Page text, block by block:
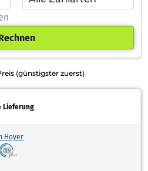
(günstigster zuerst)
Lieferung
Hoyer